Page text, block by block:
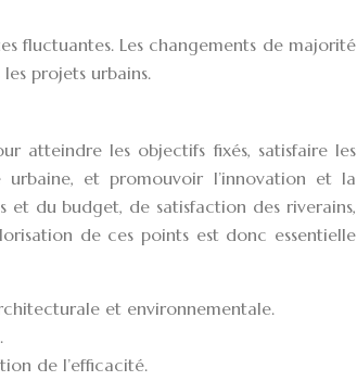
fluctuantes. Les changements de majorité
projets urbains.
atteindre les objectifs fixés, satisfaire les
urbaine, et promouvoir l’innovation et la
du budget, de satisfaction des riverains,
de ces points est donc essentielle
et environnementale.
de l’efficacité.